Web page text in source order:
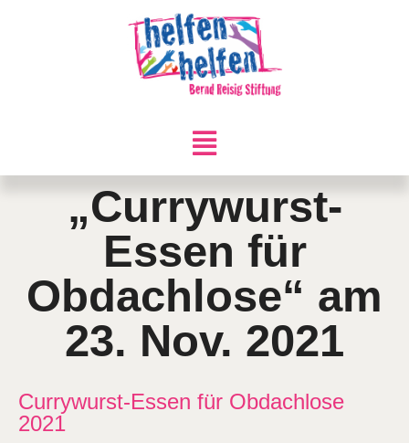
„Currywurst-
Essen für
Obdachlose“ am
23. Nov. 2021
Currywurst-Essen für Obdachlose
2021